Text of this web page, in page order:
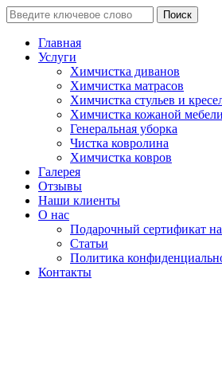
Поиск
Главная
Услуги
Химчистка диванов
Химчистка матрасов
Химчистка стульев и
Химчистка кожаной мебели
Генеральная уборка
Чистка ковролина
Химчистка ковров
Галерея
Отзывы
Наши клиенты
О нас
Подарочный сертификат
Статьи
Политика
Контакты